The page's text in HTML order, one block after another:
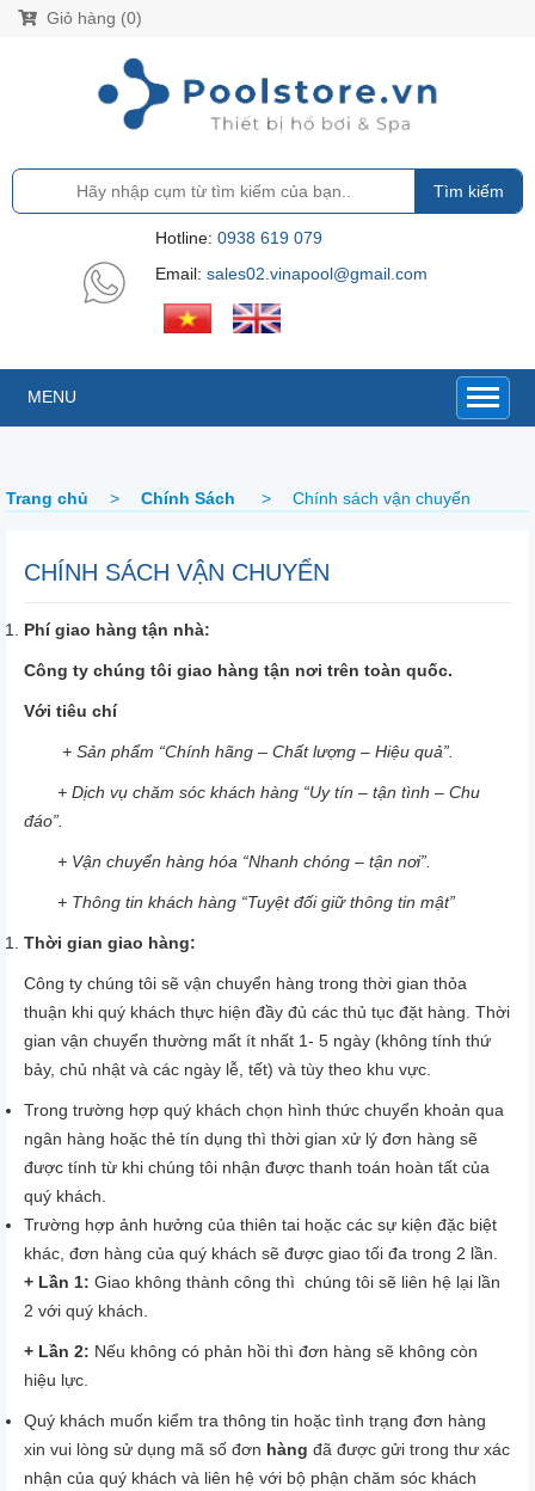
Giỏ hàng (0)
Tìm kiếm
Hotline: 0938 619 079
Email: sales02.vinapool@gmail.com
MENU
Trang chủ > Chính Sách > Chính sách vận chuyển
CHÍNH SÁCH VẬN CHUYỂN
Phí giao hàng tận nhà:
Công ty chúng tôi giao hàng tận nơi trên toàn quốc.
Với tiêu chí
+ Sản phẩm “Chính hãng – Chất lượng – Hiệu quả”.
+ Dịch vụ chăm sóc khách hàng “Uy tín – tận tình – Chu
đáo”.
+ Vận chuyển hàng hóa “Nhanh chóng – tận nơi”.
+ Thông tin khách hàng “Tuyệt đối giữ thông tin mật”
Thời gian giao hàng:
Công ty chúng tôi sẽ vận chuyển hàng trong thời gian thỏa
thuận khi quý khách thực hiện đầy đủ các thủ tục đặt hàng. Thời
gian vận chuyển thường mất ít nhất 1- 5 ngày (không tính thứ
bảy, chủ nhật và các ngày lễ, tết) và tùy theo khu vực.
Trong trường hợp quý khách chọn hình thức chuyển khoản qua
ngân hàng hoặc thẻ tín dụng thì thời gian xử lý đơn hàng sẽ
được tính từ khi chúng tôi nhận được thanh toán hoàn tất của
quý khách.
Trường hợp ảnh hưởng của thiên tai hoặc các sự kiện đặc biệt
khác, đơn hàng của quý khách sẽ được giao tối đa trong 2 lần.
+ Lần 1: Giao không thành công thì chúng tôi sẽ liên hệ lại lần
2 với quý khách.
+ Lần 2: Nếu không có phản hồi thì đơn hàng sẽ không còn
hiệu lực.
Quý khách muốn kiểm tra thông tin hoặc tình trạng đơn hàng
xin vui lòng sử dụng mã số đơn hàng đã được gửi trong thư xác
nhận của quý khách và liên hệ với bộ phận chăm sóc khách